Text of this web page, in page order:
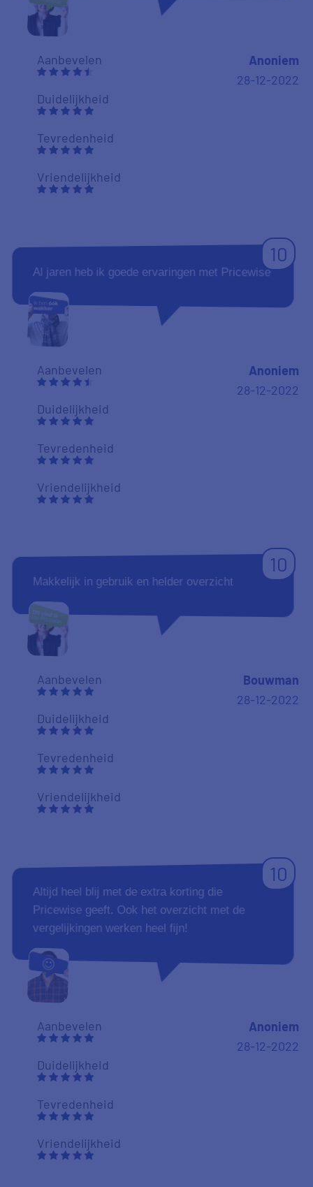
Aanbevelen
Duidelijkheid
Tevredenheid
Vriendelijkheid
Anoniem
28-12-2022
10
Al jaren heb ik goede ervaringen met Pricewise
Aanbevelen
Duidelijkheid
Tevredenheid
Vriendelijkheid
Anoniem
28-12-2022
10
Makkelijk in gebruik en helder overzicht
Aanbevelen
Duidelijkheid
Tevredenheid
Vriendelijkheid
Bouwman
28-12-2022
10
Altijd heel blij met de extra korting die
Pricewise geeft. Ook het overzicht met de
vergelijkingen werken heel fijn!
Aanbevelen
Duidelijkheid
Tevredenheid
Vriendelijkheid
Anoniem
28-12-2022